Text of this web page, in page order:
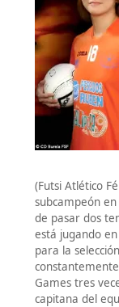
(Futsi Atlético
subcampeón
de pasar dos
está jugando
para la
Games tres
capitana del